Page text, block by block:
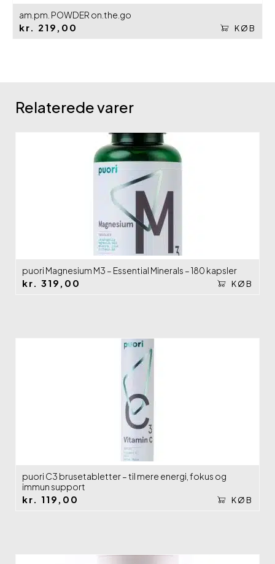
am.pm. POWDER on.the.go
kr. 219,00 KØB
Relaterede varer
puori Magnesium M3 – Essential Minerals – 180 kapsler
kr. 319,00 KØB
puori C3 brusetabletter – til mere energi, fokus og
immun support
kr. 119,00 KØB